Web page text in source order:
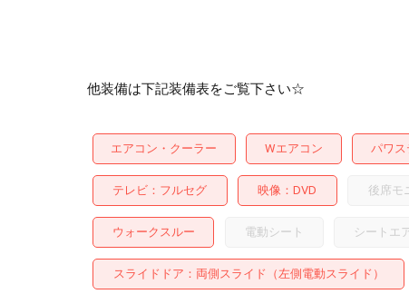
他装備は下記装備表をご覧下さい☆
エアコン・クーラー Wエアコン パワス
テレビ フルセグ 映像 DVD 後席モ
ウォークスルー 電動シート シートエ
スライドドア 両側スライド（左側電動スライド）